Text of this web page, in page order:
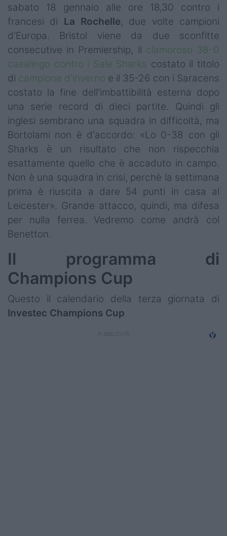
sabato 18 gennaio alle ore 18,30 contro i
francesi di La Rochelle, due volte campioni
d'Europa. Bristol viene da due sconfitte
consecutive in Premiership, il clamoroso 38-0
casalingo contro i Sale Sharks costato il titolo
di campione d'inverno e il 35-26 con i Saracens
costato la fine dell'imbattibilità esterna dopo
una serie record di dieci partite. Quindi gli
inglesi sembrano una squadra in difficoltà, ma
Bortolami non è d'accordo: «Lo 0-38 con gli
Sharks è un risultato che non rispecchia
esattamente quello che è accaduto in campo.
Non è una squadra in crisi, perchè la settimana
prima è riuscita a dare 54 punti in casa al
Leicester». Grande attacco, quindi, ma difesa
per nulla ferrea. Vedremo come andrà col
Benetton.
Il programma di
Champions Cup
Questo il calendario della terza giornata di
Investec Champions Cup